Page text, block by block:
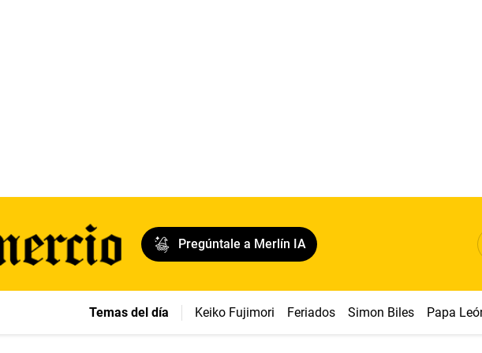
Pregúntale a Merlín IA
Temas del día Keiko Fujimori Feriados Simon Biles Papa